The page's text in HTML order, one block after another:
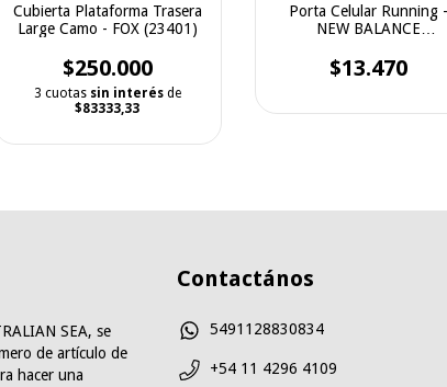
Cubierta Plataforma Trasera
Large Camo - FOX (23401)
$250.000
3 cuotas sin interésde
$83333,33
Porta Celular Running -
NEW BALANCE
$13.470
SEA, se
de artículo de
hacer una
Contactános
5491128830834
+54 11 4296 4109